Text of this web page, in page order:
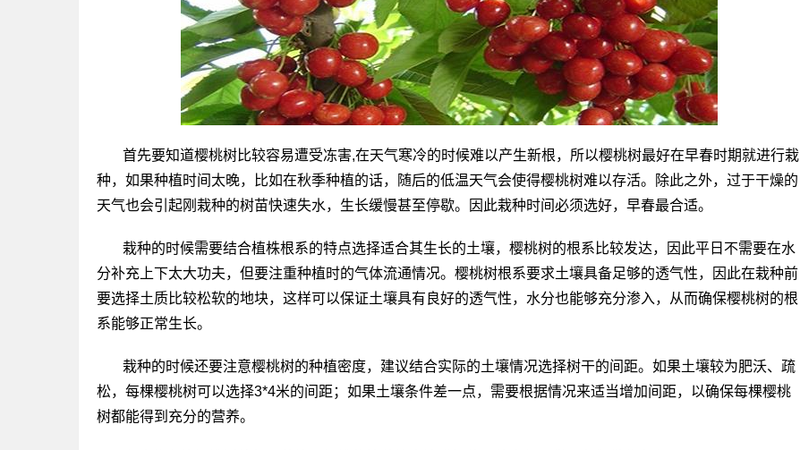
首先要知道樱桃树比较容易遭受冻害,在天气寒冷的时候难以产生新根，所以樱桃树最好在早春时期就进行栽
种，如果种植时间太晚，比如在秋季种植的话，随后的低温天气会使得樱桃树难以存活。除此之外，过于干燥的
天气也会引起刚栽种的树苗快速失水，生长缓慢甚至停歇。因此栽种时间必须选好，早春最合适。
栽种的时候需要结合植株根系的特点选择适合其生长的土壤，樱桃树的根系比较发达，因此平日不需要在水
分补充上下太大功夫，但要注重种植时的气体流通情况。樱桃树根系要求土壤具备足够的透气性，因此在栽种前
要选择土质比较松软的地块，这样可以保证土壤具有良好的透气性，水分也能够充分渗入，从而确保樱桃树的根
系能够正常生长。
栽种的时候还要注意樱桃树的种植密度，建议结合实际的土壤情况选择树干的间距。如果土壤较为肥沃、疏
松，每棵樱桃树可以选择3*4米的间距；如果土壤条件差一点，需要根据情况来适当增加间距，以确保每棵樱桃
树都能得到充分的营养。